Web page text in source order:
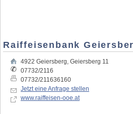
Raiffeisenbank
4922 Geiersberg, Geiersberg 11
07732/2116
07732/211636160
Jetzt eine Anfrage stellen
www.raiffeisen-ooe.at